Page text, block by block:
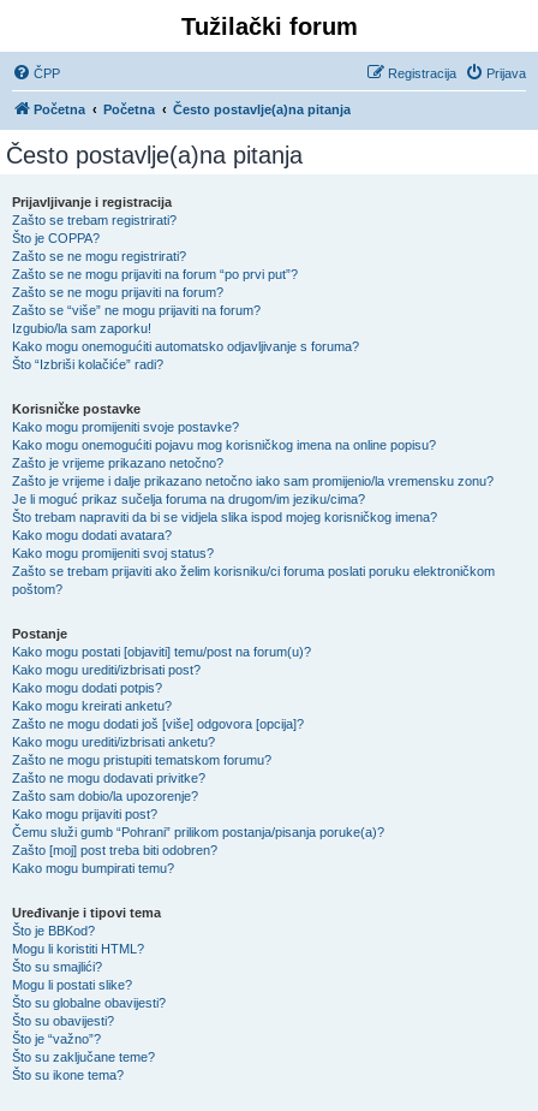
Tužilački forum
ČPP Prijava
Registracija
Početna Početna Često postavlje(a)na pitanja
Često postavlje(a)na pitanja
Prijavljivanje i registracija
Zašto se trebam registrirati?
Što je COPPA?
Zašto se ne mogu registrirati?
Zašto se ne mogu prijaviti na forum “po prvi put”?
Zašto se ne mogu prijaviti na forum?
Zašto se “više” ne mogu prijaviti na forum?
Izgubio/la sam zaporku!
Kako mogu onemogućiti automatsko odjavljivanje s foruma?
Što “Izbriši kolačiće” radi?
Korisničke postavke
Kako mogu promijeniti svoje postavke?
Kako mogu onemogućiti pojavu mog korisničkog imena na online popisu?
Zašto je vrijeme prikazano netočno?
Zašto je vrijeme i dalje prikazano netočno iako sam promijenio/la vremensku zonu?
Je li moguć prikaz sučelja foruma na drugom/im jeziku/cima?
Što trebam napraviti da bi se vidjela slika ispod mojeg korisničkog imena?
Kako mogu dodati avatara?
Kako mogu promijeniti svoj status?
Zašto se trebam prijaviti ako želim korisniku/ci foruma poslati poruku elektroničkom
poštom?
Postanje
Kako mogu postati [objaviti] temu/post na forum(u)?
Kako mogu urediti/izbrisati post?
Kako mogu dodati potpis?
Kako mogu kreirati anketu?
Zašto ne mogu dodati još [više] odgovora [opcija]?
Kako mogu urediti/izbrisati anketu?
Zašto ne mogu pristupiti tematskom forumu?
Zašto ne mogu dodavati privitke?
Zašto sam dobio/la upozorenje?
Kako mogu prijaviti post?
Čemu služi gumb “Pohrani” prilikom postanja/pisanja poruke(a)?
Zašto [moj] post treba biti odobren?
Kako mogu bumpirati temu?
Uređivanje i tipovi tema
Što je BBKod?
Mogu li koristiti HTML?
Što su smajlići?
Mogu li postati slike?
Što su globalne obavijesti?
Što su obavijesti?
Što je “važno”?
Što su zaključane teme?
Što su ikone tema?